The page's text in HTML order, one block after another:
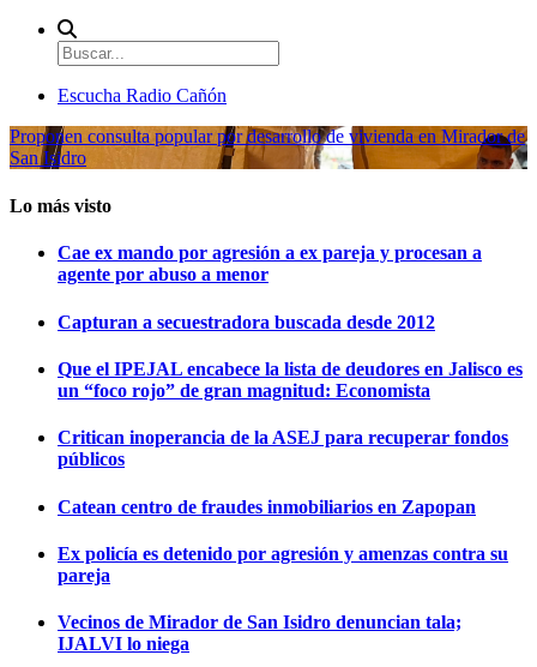
Escucha Radio Cañón
Proponen consulta popular por desarrollo de vivienda en Mirador de
San Isidro
Lo más visto
Cae ex mando por agresión a ex pareja y procesan a
agente por abuso a menor
Capturan a secuestradora buscada desde 2012
Que el IPEJAL encabece la lista de deudores en Jalisco es
un “foco rojo” de gran magnitud: Economista
Critican inoperancia de la ASEJ para recuperar fondos
públicos
Catean centro de fraudes inmobiliarios en Zapopan
Ex policía es detenido por agresión y amenzas contra su
pareja
Vecinos de Mirador de San Isidro denuncian tala;
IJALVI lo niega